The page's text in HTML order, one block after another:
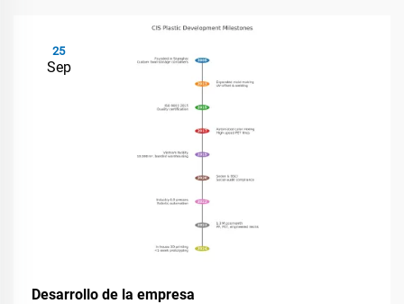
25
Sep
Desarrollo de la empresa